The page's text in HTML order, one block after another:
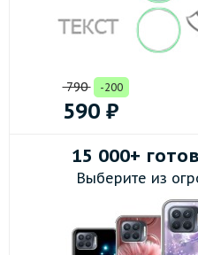
790 -200
590 ₽
15 000+
Выберите из